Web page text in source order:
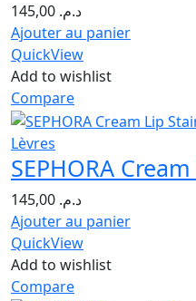
د.م.
Ajouter au panier
QuickView
Add to wishlist
Compare
Lèvres
SEPHORA
د.م.
Ajouter au panier
QuickView
Add to wishlist
Compare